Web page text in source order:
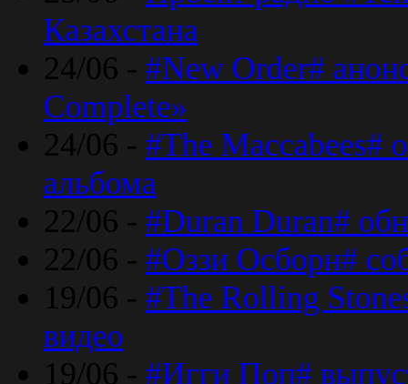
Казахстана
24/06 - #New Order#
Complete»
24/06 - #The Maccabees#
альбома
22/06 - #Duran Duran#
22/06 - #Оззи Осборн#
19/06 - #The Rolling
видео
19/06 - #Игги Поп#